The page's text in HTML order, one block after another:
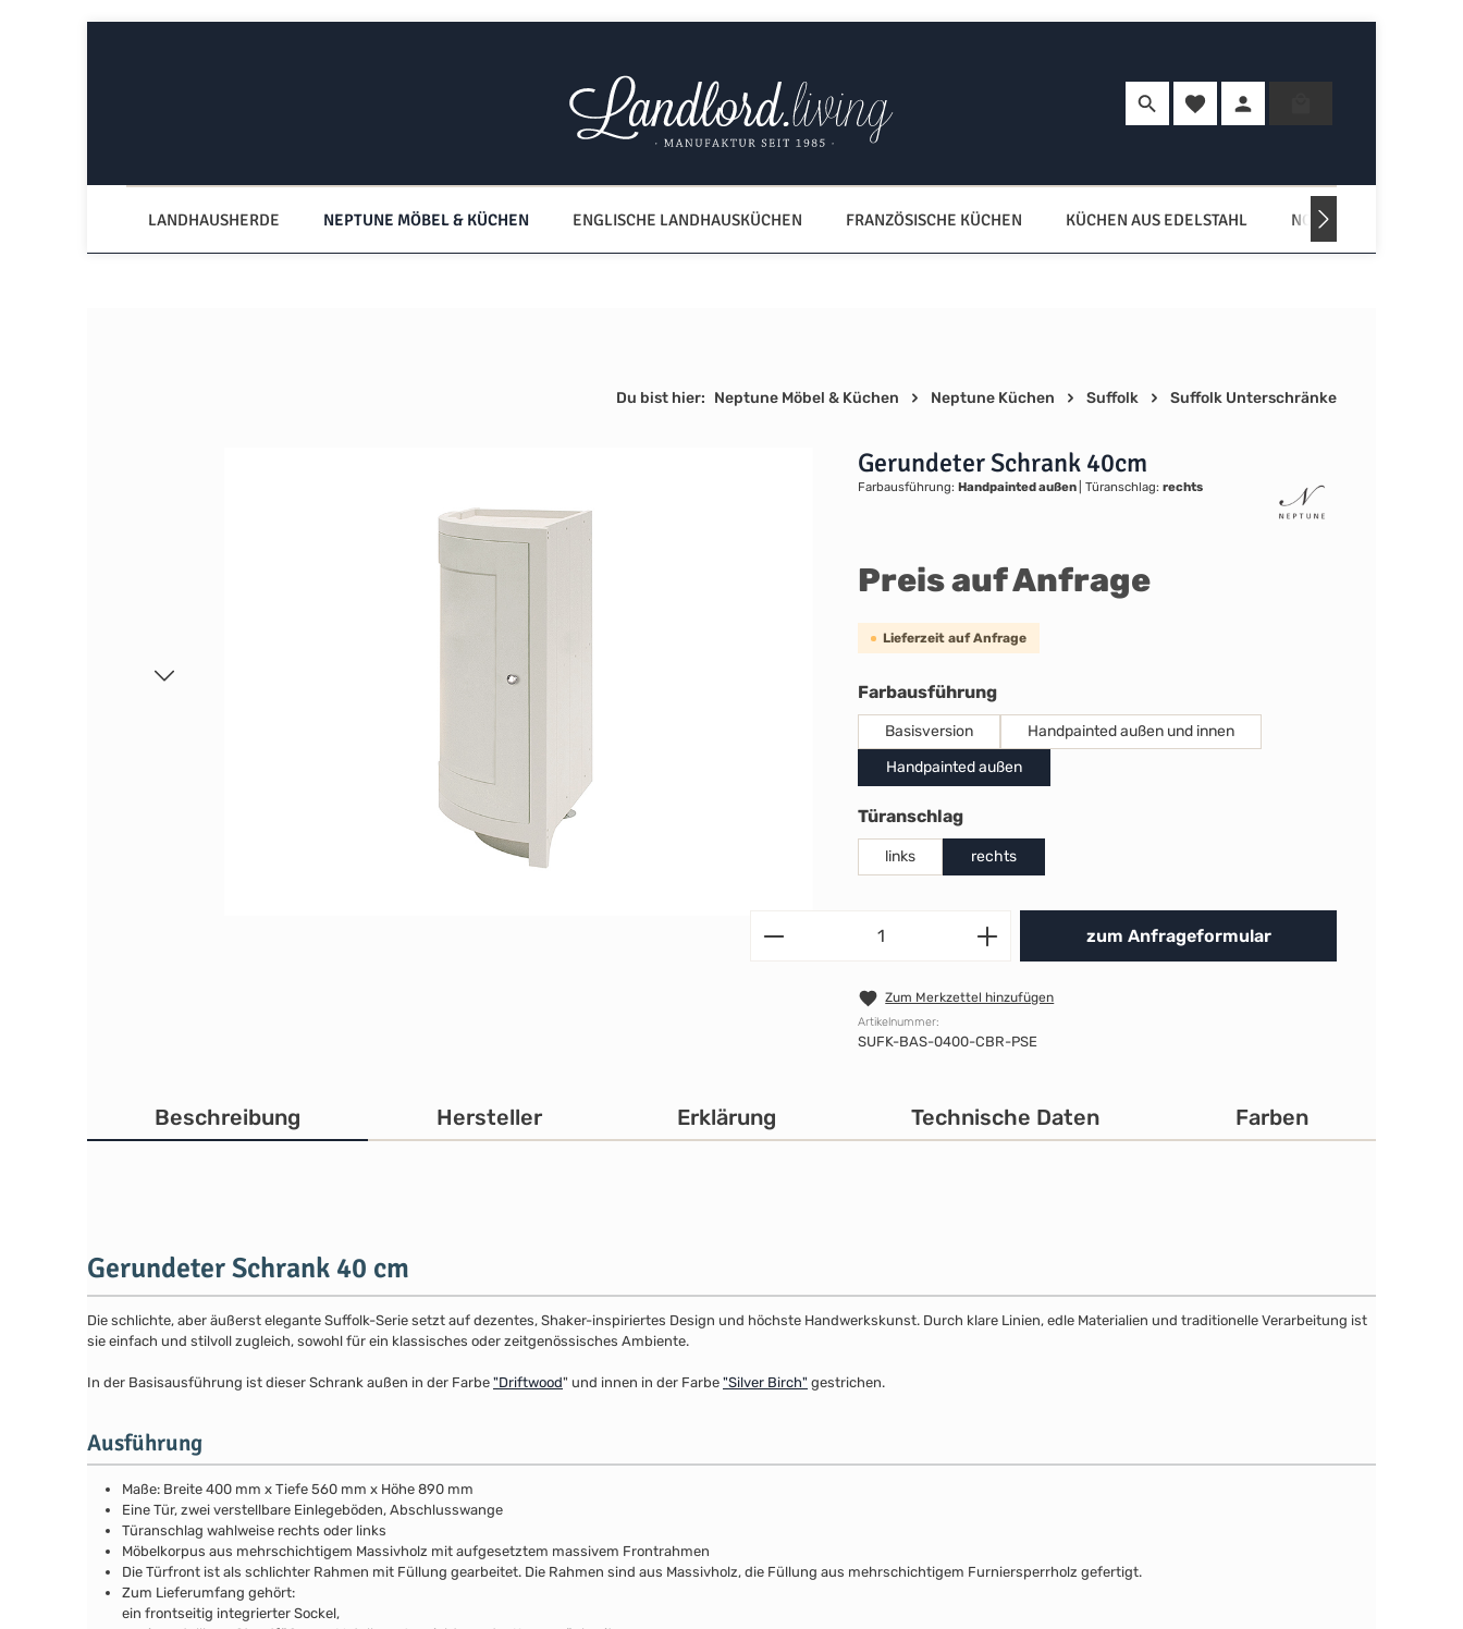
Du hast 0 Produkte auf dem Merkzettel
LANDHAUSHERDE NEPTUNE MÖBEL & KÜCHEN ENGLISCHE LANDHAUSKÜCHEN FRANZÖSISCHE KÜCHEN KÜCHEN AUS EDELSTAHL NORDISCHE KÜCHEN
Du bist hier: Neptune Möbel & Küchen Neptune Küchen Suffolk Suffolk Unterschränke
Gerundeter Schrank 40cm
Farbausführung: Handpainted außen Türanschlag: rechts
Preis auf Anfrage
Lieferzeit auf Anfrage
Farbausführungauswählen
Basisversion
Handpainted außen und innen
Handpainted außen
Türanschlagauswählen
links rechts
Produkt Anzahl: Gib den
zum Anfrageformular
Zum Merkzettel hinzufügen
Artikelnummer:
SUFK-BAS-0400-CBR-PSE
Beschreibung Hersteller Erklärung Technische Daten Farben
Gerundeter Schrank 40 cm
Die schlichte, aber äußerst elegante Suffolk-Serie setzt auf dezentes, Shaker-inspiriertes Design und höchste Handwerkskunst. Durch klare Linien, edle Materialien und traditionelle Verarbeitung ist
sie einfach und stilvoll zugleich, sowohl für ein klassisches oder zeitgenössisches Ambiente.
In der Basisausführung ist dieser Schrank außen in der Farbe "Driftwood" und innen in der Farbe "Silver Birch" gestrichen.
Ausführung
Maße: Breite 400 mm x Tiefe 560 mm x Höhe 890 mm
Eine Tür, zwei verstellbare Einlegeböden, Abschlusswange
Türanschlag wahlweise rechts oder links
Möbelkorpus aus mehrschichtigem Massivholz mit aufgesetztem massivem Frontrahmen
Die Türfront ist als schlichter Rahmen mit Füllung gearbeitet. Die Rahmen sind aus Massivholz, die Füllung aus mehrschichtigem Furniersperrholz gefertigt.
Zum Lieferumfang gehört:
ein frontseitig integrierter Sockel,